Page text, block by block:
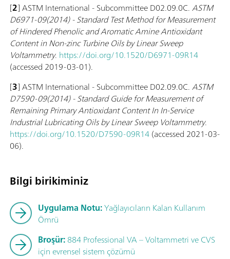
[2] ASTM International - Subcommittee D02.09.0C.ASTM
D6971-09(2014) - Standard Test Method for Measurement
of Hindered Phenolic and Aromatic Amine Antioxidant
Content in Non-zinc Turbine Oils by Linear Sweep
Voltammetry. https://doi.org/10.1520/D6971-09R14
(accessed 2019-03-01).
[3] ASTM International - Subcommittee D02.09.0C.ASTM
D7590-09(2014) - Standard Guide for Measurement of
Remaining Primary Antioxidant Content In In-Service
Industrial Lubricating Oils by Linear Sweep Voltammetry.
https://doi.org/10.1520/D7590-09R14(accessed 2021-03-
06).
Bilgi birikiminiz
Uygulama Notu:Yağlayıcıların Kalan Kullanım
Ömrü
Broşür:884 Professional VA – Voltammetri ve CVS
için evrensel sistem çözümü